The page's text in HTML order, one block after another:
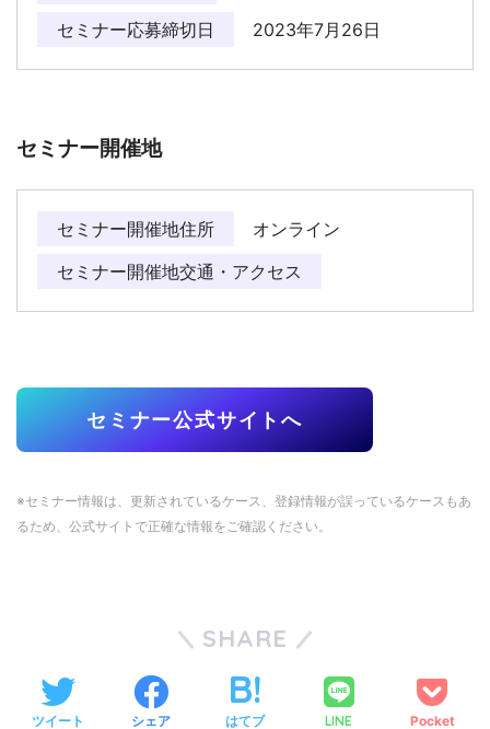
セミナー応募締切日
2023年7月26日
セミナー開催地
セミナー開催地住所
オンライン
セミナー開催地交通・アクセス
セミナー公式サイトへ
※セミナー情報は、更新されているケース、登録情報が誤っているケースもあ
るため、公式サイトで正確な情報をご確認ください。
SHARE
ツイート シェア はてブ LINE Pocket